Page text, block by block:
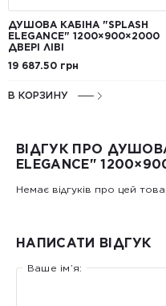
ДУШОВА КАБІНА "SPLASH
ELEGANCE" 1200×900×2000
ДВЕРІ ЛІВІ
19 687.50 грн
В КОРЗИНУ
ВІДГУК ПРО
ELEGANCE"
Немає відгуків про цей
НАПИСАТИ ВІДГУК
Ваше ім’я: